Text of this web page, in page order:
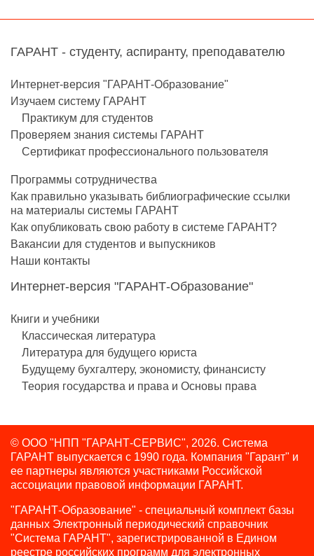
ГАРАНТ - студенту, аспиранту, преподавателю
Интернет-версия "ГАРАНТ-Образование"
Изучаем систему ГАРАНТ
Практикум для студентов
Проверяем знания системы ГАРАНТ
Сертификат профессионального пользователя
Программы сотрудничества
Как правильно указывать библиографические ссылки
на материалы системы ГАРАНТ
Как опубликовать свою работу в системе ГАРАНТ?
Вакансии для студентов и выпускников
Наши контакты
Интернет-версия "ГАРАНТ-Образование"
Книги и учебники
Классическая литература
Литература для будущего юриста
Будущему бухгалтеру, экономисту, финансисту
Теория государства и права и Основы права
© ООО "НПП "ГАРАНТ-СЕРВИС", 2026. Система
ГАРАНТ выпускается с 1990 года. Компания "Гарант" и
ее партнеры являются участниками Российской
ассоциации правовой информации ГАРАНТ.
"ГАРАНТ-Образование" - специальный комплект базы
данных Электронный периодический справочник
"Система ГАРАНТ", зарегистрированной в Едином
реестре российских программ для электронных